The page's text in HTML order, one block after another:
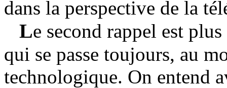
dans la perspective de la
Le second rappel est
qui se passe toujours, au
technologique. On entend